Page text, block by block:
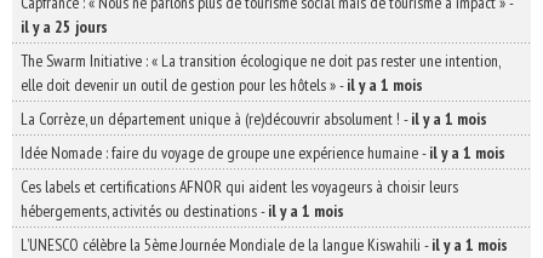
il y a 25 jours
The Swarm Initiative : « La transition écologique ne doit pas rester une intention,
elle doit devenir un outil de gestion pour les hôtels »-il y a 1 mois
La Corrèze, un département unique à (re)découvrir absolument ! -il y a 1 mois
Idée Nomade : faire du voyage de groupe une expérience humaine-il y a 1 mois
Ces labels et certifications AFNOR qui aident les voyageurs à choisir leurs
hébergements, activités ou destinations-il y a 1 mois
L’UNESCO célèbre la 5ème Journée Mondiale de la langue Kiswahili -il y a 1 mois